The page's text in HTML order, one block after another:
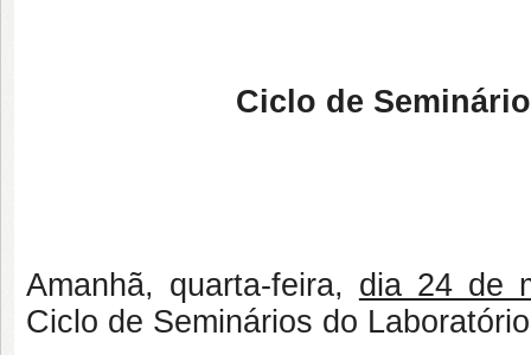
Ciclo de
Amanhã, quarta-feira, dia 24 de
Ciclo de Seminários do